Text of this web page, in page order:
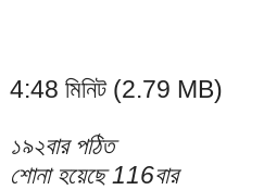
4:48 মিনিট (2.79 MB)
১৯২বার পঠিত
শোনা হয়েছে 116বার